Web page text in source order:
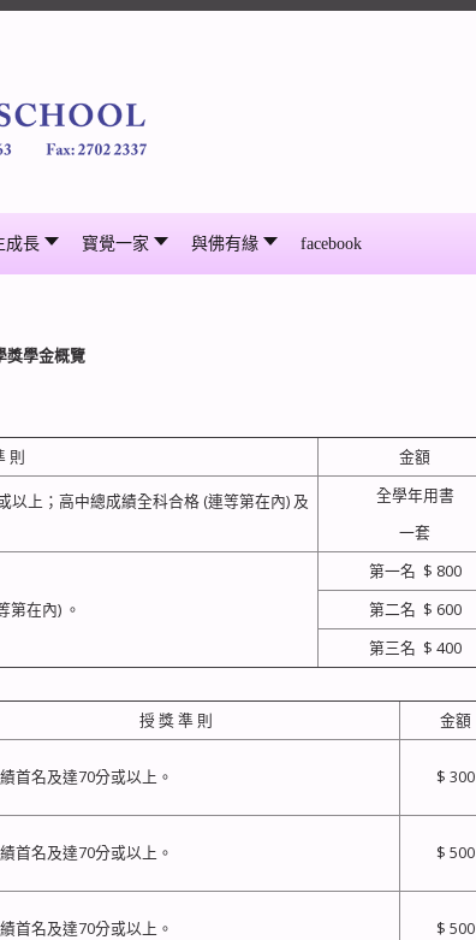
成長 寳覺一家 與佛有緣 facebook
獎學金概覽
則 金額
以上；高中總成績全科合格 (連等第在內) 及
全學年用書
一套
第在內) 。
第一名 $ 800
第二名 $ 600
第三名 $ 400
授 獎 準 則 金額
首名及達70分或以上。 $ 300
首名及達70分或以上。 $ 500
首名及達70分或以上。 $ 500